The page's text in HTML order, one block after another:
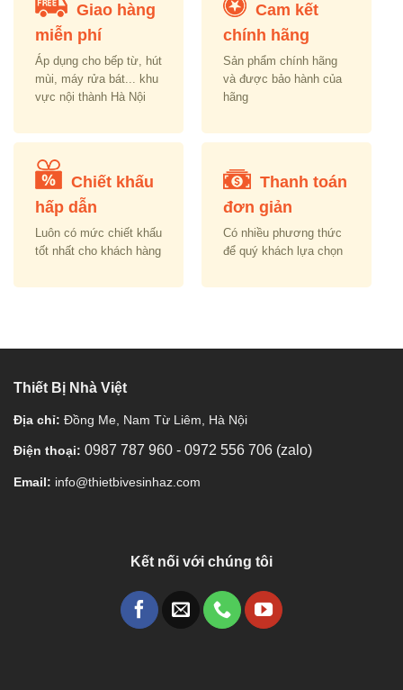
Giao hàng
miễn phí
Áp dụng cho bếp từ, hút
mùi, máy rửa bát... khu
vực nội thành Hà Nội
Cam kết
chính hãng
Sản phẩm chính hãng
và được bảo hành của
hãng
Chiết khấu
hấp dẫn
Luôn có mức chiết khấu
tốt nhất cho khách hàng
Thanh toán
đơn giản
Có nhiều phương thức
để quý khách lựa chọn
Thiết Bị Nhà Việt
Địa chỉ: Đồng Me, Nam Từ Liêm, Hà Nội
Điện thoại: 0987 787 960 - 0972 556 706 (zalo)
Email: info@thietbivesinhaz.com
Kết nối với chúng tôi